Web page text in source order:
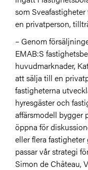
som
en privatperson,
– Genom
EMAB:S
huvudmarknader,
att sälja till en
fastigheterna
hyresgäster och
affärsmodell bygger
öppna för
eller flera
passar vår strategi
Simon de Château,